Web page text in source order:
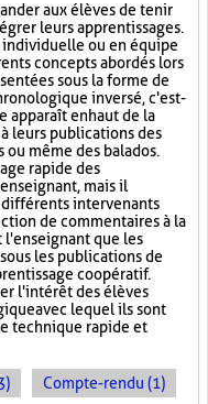
aux élèves de tenir
leurs apprentissages.
ou en équipe
concepts abordés lors
sous la forme de
inversé, c'est-
apparaît en haut de la
leurs publications des
ou même des balados.
rapide des
mais il
intervenants
de commentaires à la
l'enseignant que les
les publications de
coopératif.
l'intérêt des élèves
avec lequel ils sont
technique rapide et
Compte-rendu (1)